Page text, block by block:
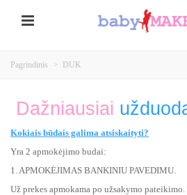
Pagrindinis > DUK
Dažniausiai
Kokiais būdais galima atsiskaityti?
Yra 2 apmokėjimo budai:
1. APMOKĖJIMAS BANKINIU PAVEDIMU.
Už prekes apmokama po užsakymo